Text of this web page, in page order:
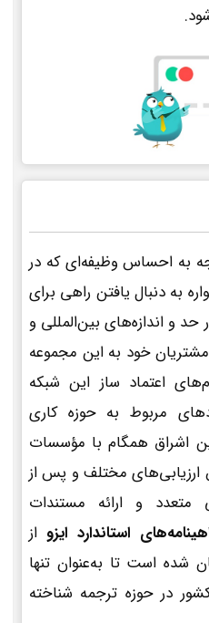
به احساس وظیفه‌ای که در
به دنبال یافتن راهی برای
حد و اندازه‌های بین‌المللی و
خود به این مجموعه
اعتماد ساز این شبکه
مربوط به حوزه کاری
اشراق همگام با مؤسسات
ارزیابی‌های مختلف و پس از
متعدد و ارائه مستندات
استاندارد ایزو از
شده است تا به‌عنوان تنها
کشور در حوزه ترجمه شناخته